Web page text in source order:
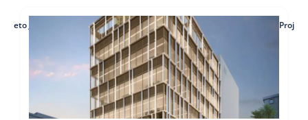
Joaquim Floriano (Itaim Bibi)